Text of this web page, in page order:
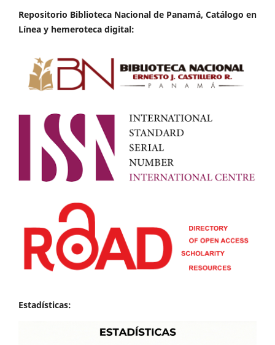
Repositorio Biblioteca Nacional de Panamá, Catálogo en
Línea y hemeroteca digital:
Estadísticas: